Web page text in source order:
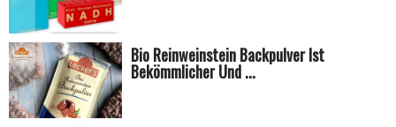
Bio Reinweinstein Backpulver Ist
Bekömmlicher Und ...